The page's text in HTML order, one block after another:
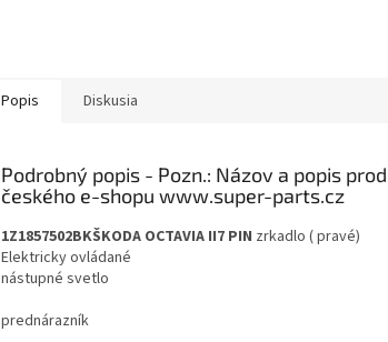
Popis Diskusia
Podrobný popis
1Z1857502BKŠKODA OCTAVIA II7 PIN zrkadlo (pravé)
Elektricky ovládané
nástupné svetlo
prednárazník